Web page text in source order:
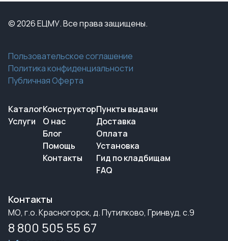
© 2026 ЕЦМУ. Все права защищены.
Пользовательское соглашение
Политика конфиденциальности
Публичная Оферта
Каталог
Услуги
Конструктор
О нас
Блог
Помощь
Контакты
Пункты выдачи
Доставка
Оплата
Установка
Гид по кладбищам
FAQ
Контакты
МО, г.о. Красногорск, д. Путилково, Гринвуд, с.9
8 800 505 55 67